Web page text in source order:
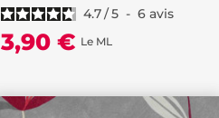
4.7/5 - 6 avis
3,90 € Le ML